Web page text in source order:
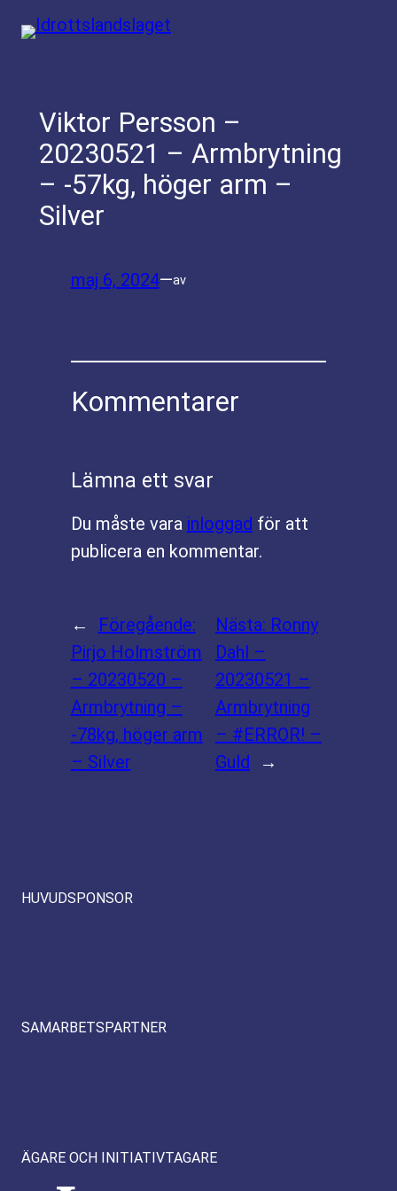
Hoppa
Viktor Persson –
20230521 – Armbrytning
– -57kg, höger arm –
Silver
maj 6, 2024—av
Kommentarer
Lämna ett svar
Du måste vara inloggad för att
publicera en kommentar.
←
Föregående:
Pirjo Holmström
– 20230520 –
Armbrytning –
-78kg, höger arm
– Silver
Nästa: Ronny
Dahl –
20230521 –
Armbrytning
– #ERROR! –
Guld
→
HUVUDSPONSOR
SAMARBETSPARTNER
ÄGARE OCH INITIATIVTAGARE